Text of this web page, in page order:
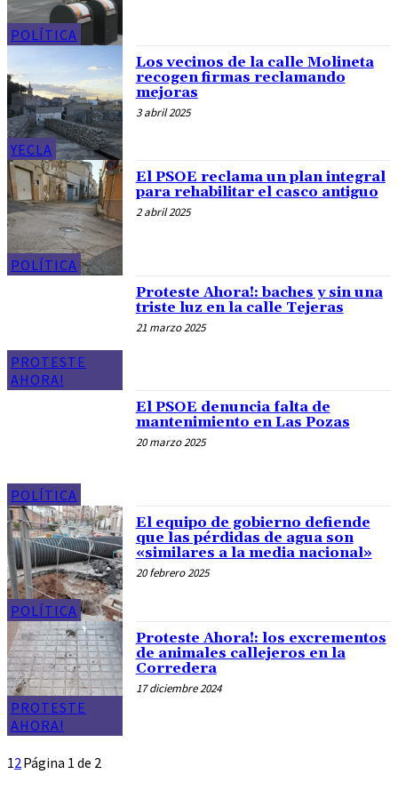
POLÍTICA
YECLA
Los vecinos de la calle Molineta
recogen firmas reclamando
mejoras
3 abril 2025
POLÍTICA
El PSOE reclama un plan integral
para rehabilitar el casco antiguo
2 abril 2025
PROTESTE
AHORA!
Proteste Ahora!: baches y sin una
triste luz en la calle Tejeras
21 marzo 2025
POLÍTICA
El PSOE denuncia falta de
mantenimiento en Las Pozas
20 marzo 2025
POLÍTICA
El equipo de gobierno defiende
que las pérdidas de agua son
«similares a la media nacional»
20 febrero 2025
PROTESTE
AHORA!
Proteste Ahora!: los excrementos
de animales callejeros en la
Corredera
17 diciembre 2024
12Página 1 de 2